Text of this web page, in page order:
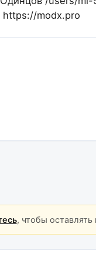
https://modx.pro
, чтобы